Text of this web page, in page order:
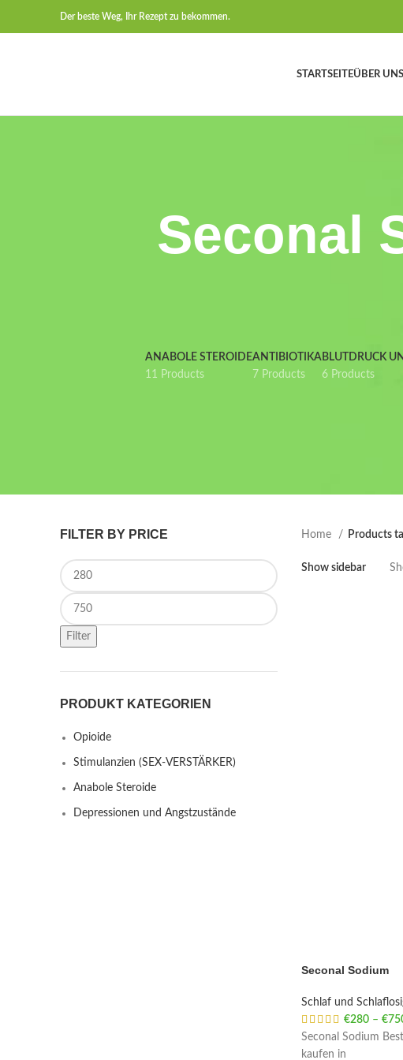
Der beste Weg, Ihr Rezept zu bekommen.
STARTSEITEÜBER UNS
Seconal
ANABOLE STEROIDE
11 Products
ANTIBIOTIKA
7 Products
BLUTDRUCK
6 Products
FILTER BY PRICE
Min price
Max price
Filter
PRODUKT KATEGORIEN
Opioide
Stimulanzien (SEX-VERSTÄRKER)
Anabole Steroide
Depressionen und Angstzustände
Home Products
Show sidebar
Seconal Sodium
Schlaf und
€280 – €
Seconal Sodium
kaufen in